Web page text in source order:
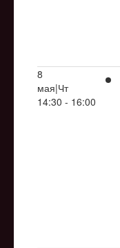
8
мая|Чт
14:30 - 16:00